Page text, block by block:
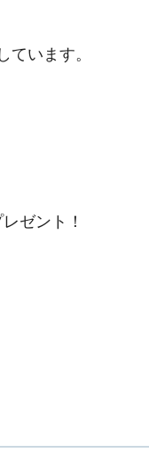
います。
ゼント！